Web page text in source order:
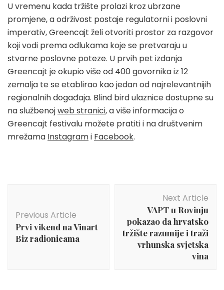
U vremenu kada tržište prolazi kroz ubrzane
promjene, a održivost postaje regulatorni i poslovni
imperativ, Greencajt želi otvoriti prostor za razgovor
koji vodi prema odlukama koje se pretvaraju u
stvarne poslovne poteze. U prvih pet izdanja
Greencajt je okupio više od 400 govornika iz 12
zemalja te se etablirao kao jedan od najrelevantnijih
regionalnih događaja. Blind bird ulaznice dostupne su
na službenojweb stranici, a više informacija o
Greencajt festivalu možete pratiti i na društvenim
mrežama Instagrami Facebook.
Previous Article
Prvi vikend na Vinart
Biz radionicama
Next Article
VAPT u Rovinju
pokazao da hrvatsko
tržište razumije i traži
vrhunska svjetska
vina